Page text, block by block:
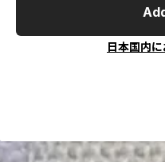
日本国内